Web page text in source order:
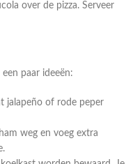
over de pizza. Serveer
paar ideeën:
jalapeño of rode peper
weg en voeg extra